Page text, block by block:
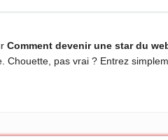
Comment devenir une star du
Chouette, pas vrai ? Entrez